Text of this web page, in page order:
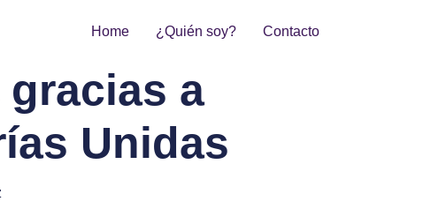
Home ¿Quién soy? Contacto
gracias a
Unidas